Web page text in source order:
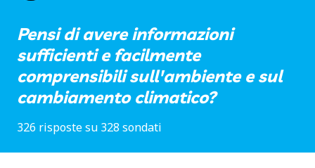
Pensi di avere informazioni
sufficienti e facilmente
comprensibili sull'ambiente e sul
cambiamento climatico?
326 risposte su 328 sondati